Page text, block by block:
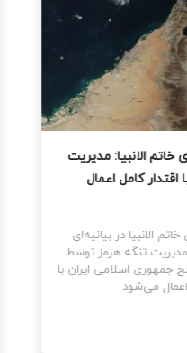
سیاسی
قرارگاه مرکزی خاتم الانبیا: مدیریت
تنگه هرمز با اقتدار کامل اعمال
قرارگاه مرکزی خاتم الانبیا در بیانیه‌ای
آورده است: مدیریت تنگه هرمز توسط
نیروهای مسلح جمهوری اسلامی ایران با
اقتدار کامل اعمال می‌شود.